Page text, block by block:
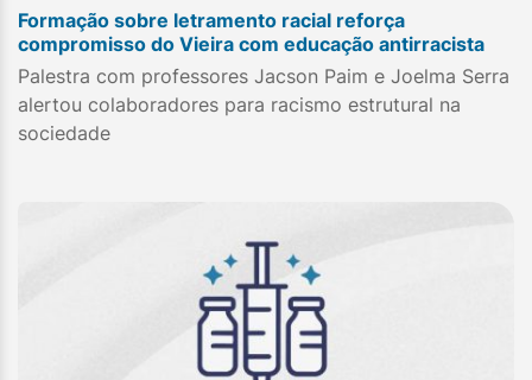
Formação sobre letramento racial reforça
compromisso do Vieira com educação antirracista
Palestra com professores Jacson Paim e Joelma Serra
alertou colaboradores para racismo estrutural na
sociedade